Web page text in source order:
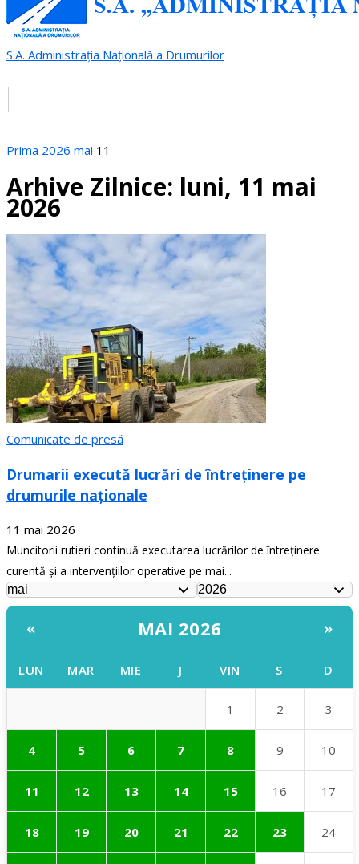
S.A. Administrația Națională a Drumurilor
Prima 2026 mai 11
Arhive Zilnice: luni, 11 mai
2026
Comunicate de presă
Drumarii execută lucrări de întreținere pe
drumurile naționale
11 mai 2026
Muncitorii rutieri continuă executarea lucrărilor de întreținere
curentă și a intervențiilor operative pe mai...
« MAI 2026 »
LUN MAR MIE J VIN S D
1 2 3
4 5 6 7 8 9 10
11 12 13 14 15 16 17
18 19 20 21 22 23 24